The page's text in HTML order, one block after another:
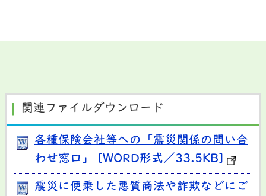
関連ファイルダウンロード
各種保険会社等への「震災関係の問い合
わせ窓口」 [WORD形式／33.5KB]
震災に便乗した悪質商法や詐欺などにご